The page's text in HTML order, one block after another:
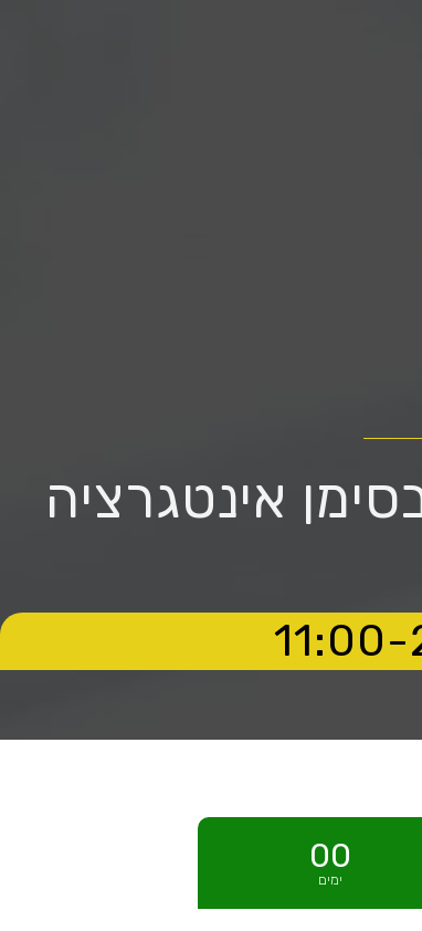
אינטגרציה
00
ימים